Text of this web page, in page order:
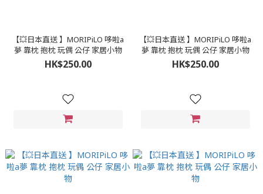
【💥日本直送 】MORIPiLO 哆啦a
夢 靠枕 抱枕 玩偶 公仔 家居小物
HK$250.00
【💥日本直送 】MORIPiLO 哆啦a
夢 靠枕 抱枕 玩偶 公仔 家居小物
HK$250.00